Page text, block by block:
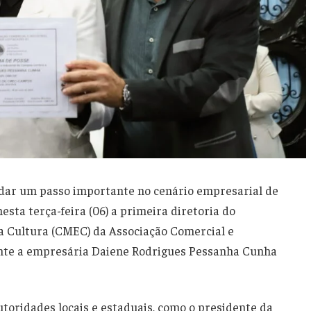
um passo importante no cenário empresarial de
terça-feira (06) a primeira diretoria do
(CMEC) da Associação Comercial e
a empresária Daiene Rodrigues Pessanha Cunha
locais e estaduais, como o presidente da